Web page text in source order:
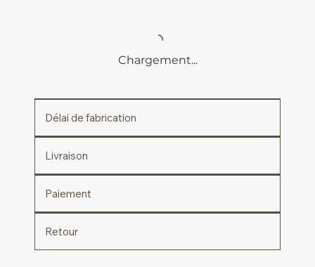
Chargement...
Délai de fabrication
Livraison
Paiement
Retour